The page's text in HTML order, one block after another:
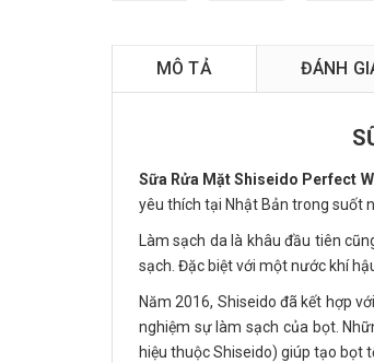
MÔ TẢ ĐÁNH
Sữa Rửa Mặt Shiseido Perfect
yêu thích tại Nhật Bản trong suốt
Làm sạch da là khâu đầu tiên
sạch. Đặc biệt với một nước khí
Năm 2016, Shiseido đã kết hợp
nghiệm sự làm sạch của bọt.
hiệu thuộc Shiseido) giúp tạo bọt